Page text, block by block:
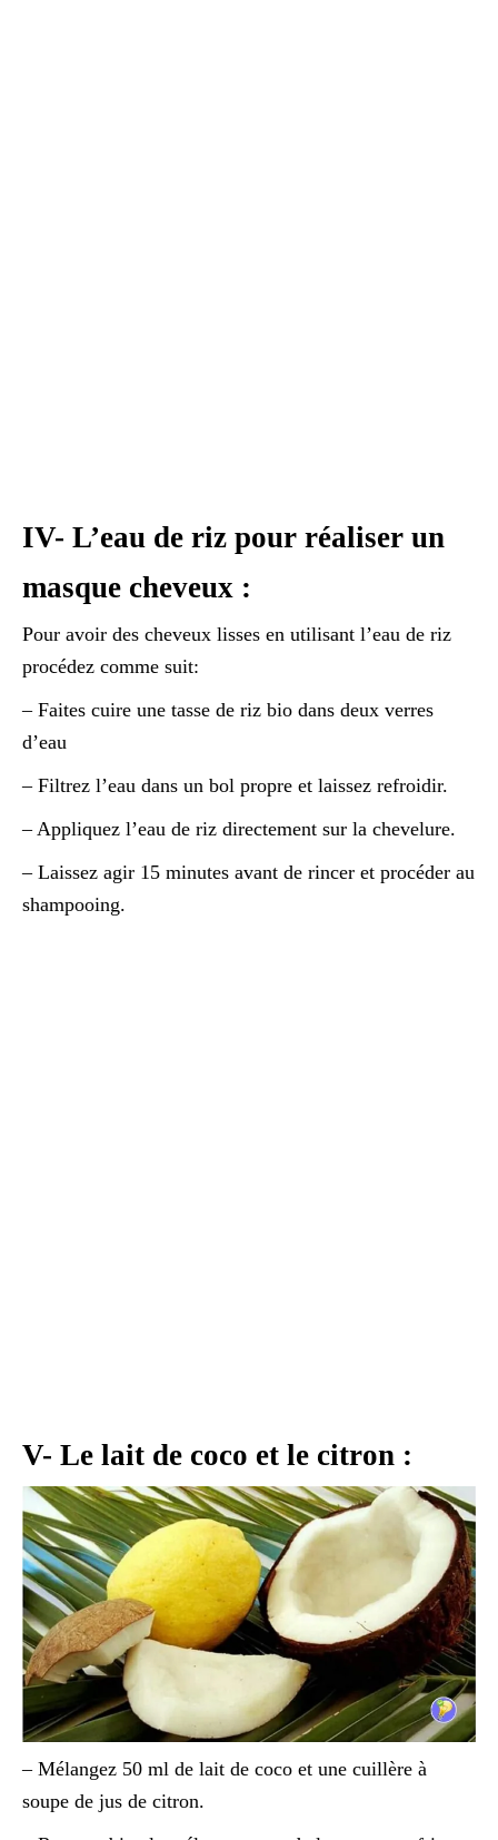
IV- L’eau de riz pour réaliser un
masque cheveux :
Pour avoir des cheveux lisses en utilisant l’eau de riz
procédez comme suit:
– Faites cuire une tasse de riz bio dans deux verres
d’eau
– Filtrez l’eau dans un bol propre et laissez refroidir.
– Appliquez l’eau de riz directement sur la chevelure.
– Laissez agir 15 minutes avant de rincer et procéder au
shampooing.
V- Le lait de coco et le citron :
– Mélangez 50 ml de lait de coco et une cuillère à
soupe de jus de citron.